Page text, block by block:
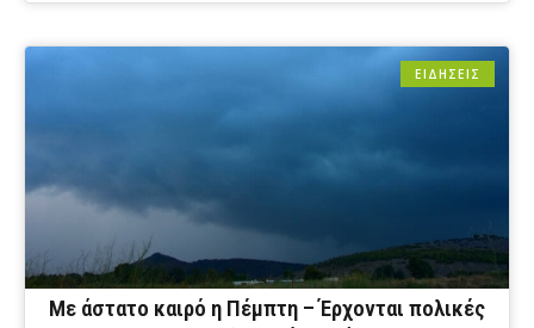
ΕΙΔΗΣΕΙΣ
Με άστατο καιρό η Πέμπτη – Έρχονται πολικές